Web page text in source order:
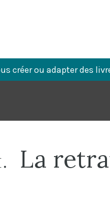
créer ou adapter des
La